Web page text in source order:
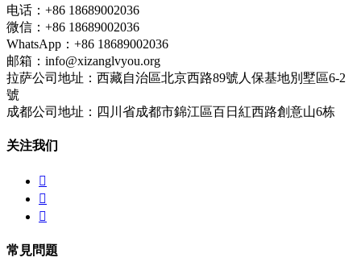
电话：+86 18689002036
微信：+86 18689002036
WhatsApp：+86 18689002036
邮箱：info@xizanglvyou.org
拉萨公司地址：西藏自治區北京西路89號人保基地別墅區6-2
號
成都公司地址：四川省成都市錦江區百日紅西路創意山6栋
关注我们



常見問題